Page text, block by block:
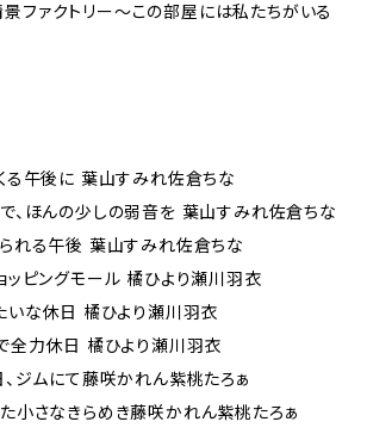
ファクトリー〜この部屋には私たちがいる
る午後に 葉山すみれ佐倉ちな
、ほんの少しの弱音を 葉山すみれ佐倉ちな
れる午後 葉山すみれ佐倉ちな
ッピングモール 橘ひより瀬川羽衣
いな休日 橘ひより瀬川羽衣
全力休日 橘ひより瀬川羽衣
ジムにて藤咲かれん紫桃たろぁ
小さなきらめき藤咲かれん紫桃たろぁ